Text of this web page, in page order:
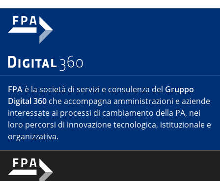
FPA è la società di servizi e consulenza del Gruppo
Digital 360 che accompagna amministrazioni e aziende
interessate ai processi di cambiamento della PA, nei
loro percorsi di innovazione tecnologica, istituzionale e
organizzativa.